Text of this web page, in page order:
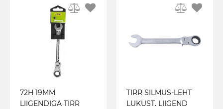
72H 19MM
LIIGENDIGA TIRR
TIRR SILMUS-LEHT
LUKUST. LIIGEND